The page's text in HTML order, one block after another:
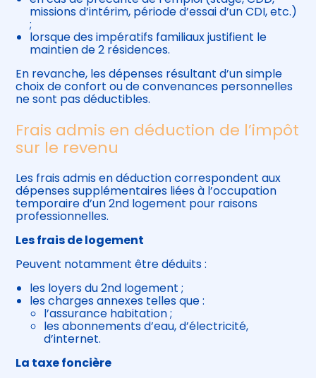
missions d’intérim, période d’essai d’un CDI, etc.)
;
lorsque des impératifs familiaux justifient le
maintien de 2 résidences.
En revanche, les dépenses résultant d’un simple
choix de confort ou de convenances personnelles
ne sont pas déductibles.
Frais admis en déduction de l’impôt
sur le revenu
Les frais admis en déduction correspondent aux
dépenses supplémentaires liées à l’occupation
temporaire d’un 2nd logement pour raisons
professionnelles.
Les frais de logement
Peuvent notamment être déduits :
les loyers du 2nd logement ;
les charges annexes telles que :
l’assurance habitation ;
les abonnements d’eau, d’électricité,
d’internet.
La taxe foncière